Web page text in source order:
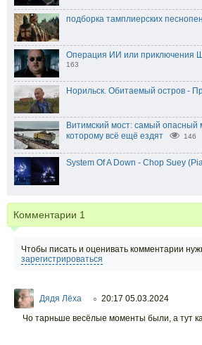
подборка тамплиерских
Операция ИИ или приключения
163
Норильск. Обитаемый остров -
Витимский мост: самый опасный
которому всё ещё ездят
146
System Of A Down - Chop Suey
Комментарии 1
Чтобы писать и оценивать комментарии
зарегистрироваться
Дядя Лёха ○ 20:17 05.03.2024
Чо тарньше весёлые моменты были, а тут